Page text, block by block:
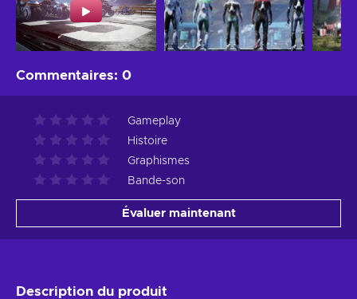
Commentaires: 0
Gameplay
Histoire
Graphismes
Bande-son
Évaluer maintenant
Description du produit